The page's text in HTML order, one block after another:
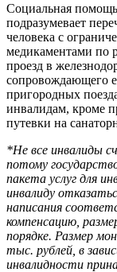
Социальная
подразумевает
человека с
медикаментами по
проезд в
сопровождающего
пригородных
инвалидам, кроме
путевки на
*Не все инвалиды
потому
пакета услуг для
инвалиду
написания
компенсацию,
порядке. Размер
тыс. рублей, в
инвалидности